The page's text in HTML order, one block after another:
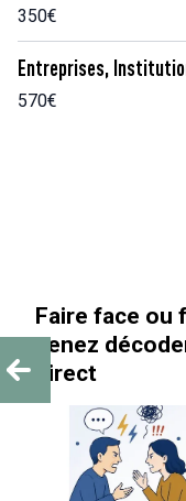
350€
Entreprises,
570€
Faire face ou
venez
direct